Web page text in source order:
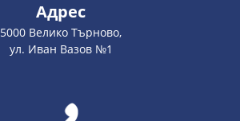
Адрес
5000 Велико Търново,
ул. Иван Вазов №1